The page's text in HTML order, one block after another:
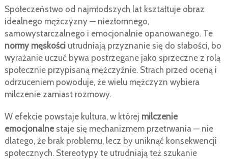
Społeczeństwo od najmłodszych lat kształtuje obraz
idealnego mężczyzny — niezłomnego,
samowystarczalnego i emocjonalnie opanowanego. Te
normy męskościutrudniają przyznanie się do słabości, bo
wyrażanie uczuć bywa postrzegane jako sprzeczne z rolą
społecznie przypisaną mężczyźnie. Strach przed oceną i
odrzuceniem powoduje, że wielu mężczyzn wybiera
milczenie zamiast rozmowy.
W efekcie powstaje kultura, w której milczenie
emocjonalnestaje się mechanizmem przetrwania — nie
dlatego, że brak problemu, lecz by uniknąć konsekwencji
społecznych. Stereotypy te utrudniają też szukanie